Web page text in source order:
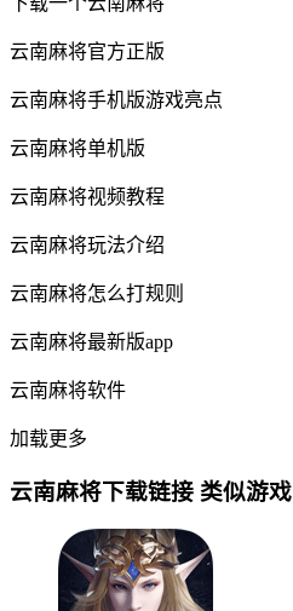
云南麻将官方正版
云南麻将手机版游戏亮点
云南麻将单机版
云南麻将视频教程
云南麻将玩法介绍
云南麻将怎么打规则
云南麻将最新版app
云南麻将软件
加载更多
云南麻将下载链接 类似游戏